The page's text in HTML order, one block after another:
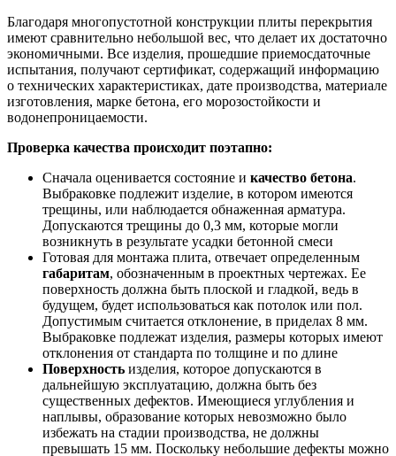
Благодаря многопустотной конструкции плиты перекрытия
имеют сравнительно небольшой вес, что делает их достаточно
экономичными. Все изделия, прошедшие приемосдаточные
испытания, получают сертификат, содержащий информацию
о технических характеристиках, дате производства, материале
изготовления, марке бетона, его морозостойкости и
водонепроницаемости.
Проверка качества происходит поэтапно:
Сначала оценивается состояние и качество бетона.
Выбраковке подлежит изделие, в котором имеются
трещины, или наблюдается обнаженная арматура.
Допускаются трещины до 0,3 мм, которые могли
возникнуть в результате усадки бетонной смеси
Готовая для монтажа плита, отвечает определенным
габаритам, обозначенным в проектных чертежах. Ее
поверхность должна быть плоской и гладкой, ведь в
будущем, будет использоваться как потолок или пол.
Допустимым считается отклонение, в приделах 8 мм.
Выбраковке подлежат изделия, размеры которых имеют
отклонения от стандарта по толщине и по длине
Поверхность изделия, которое допускаются в
дальнейшую эксплуатацию, должна быть без
существенных дефектов. Имеющиеся углубления и
наплывы, образование которых невозможно было
избежать на стадии производства, не должны
превышать 15 мм. Поскольку небольшие дефекты можно